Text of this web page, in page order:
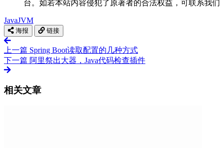
台。如若本站内容侵犯了原著者的合法权益，可联系我们
JavaJVM
海报 链接
上一篇 Spring Boot读取配置的几种方式
下一篇 阿里祭出大器，Java代码检查插件
相关文章